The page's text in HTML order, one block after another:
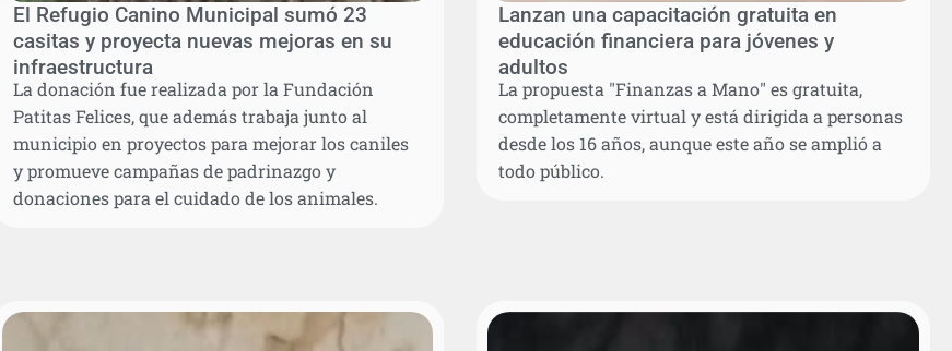
El Refugio Canino Municipal sumó 23
casitas y proyecta nuevas mejoras en su
infraestructura
La donación fue realizada por la Fundación
Patitas Felices, que además trabaja junto al
municipio en proyectos para mejorar los caniles
y promueve campañas de padrinazgo y
donaciones para el cuidado de los animales.
Lanzan una capacitación gratuita en
educación financiera para jóvenes y
adultos
La propuesta "Finanzas a Mano" es gratuita,
completamente virtual y está dirigida a personas
desde los 16 años, aunque este año se amplió a
todo público.